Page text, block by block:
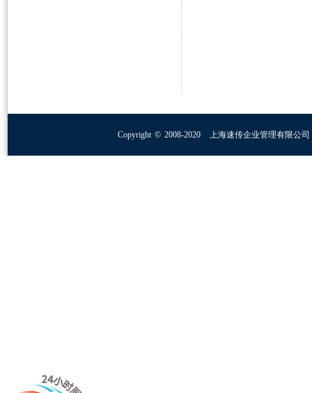
Copyright © 2008-2020 上海速传企业管理有限公司